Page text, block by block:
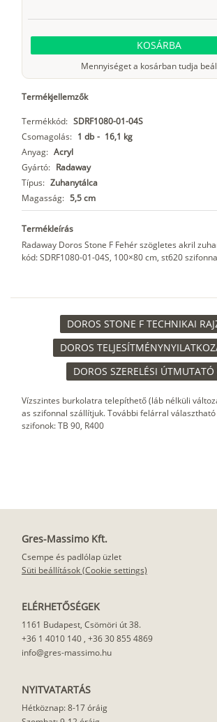
KOSÁRBA
Mennyiséget a kosárban tudja
Termékjellemzők
Termékkód: SDRF1080-01-04S
Csomagolás: 1 db - 16,1 kg
Anyag: Acryl
Gyártó: Radaway
Típus: Zuhanytálca
Magasság: 5,5 cm
Termékleírás
Radaway Doros Stone F Fehér szögletes akril
kód: SDRF1080-01-04S, 100×80 cm, st620
DOROS STONE F TECHNIKAI
DOROS
DOROS SZERELÉSI ÚTMUTATÓ
Vízszintes burkolatra telepíthető (láb nélküli
as szifonnal szállítjuk. További felárral
szifonok: TB 90, R400
Gres-Massimo Kft.
Csempe és padlólap üzlet
Süti beállítások (Cookie settings)
ELÉRHETŐSÉGEK
1161 Budapest, Csömöri út 38.
+36 1 4010 140, +36 30 855 4869
info@gres-massimo.hu
NYITVATARTÁS
Hétköznap: 8-17 óráig